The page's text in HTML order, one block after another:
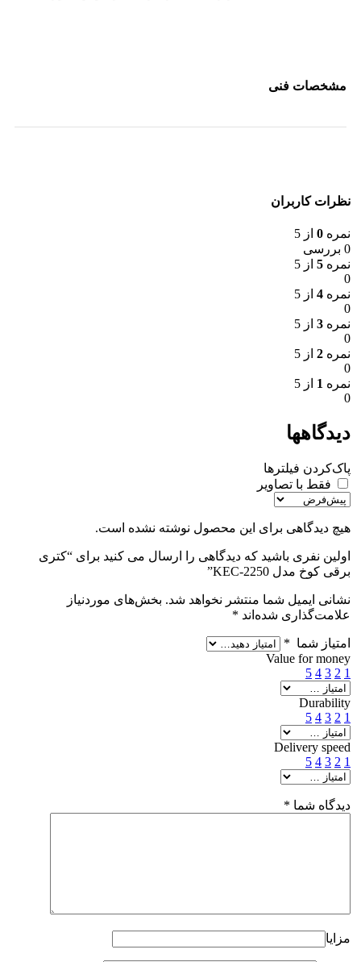
مشخصات فنی
نظرات کاربران
نمره 0 از 5
0 بررسی
نمره 5 از 5
0
نمره 4 از 5
0
نمره 3 از 5
0
نمره 2 از 5
0
نمره 1 از 5
0
دیدگاهها
پاک‌کردن فیلترها
فقط با تصاویر
هیچ دیدگاهی برای این محصول نوشته نشده است.
اولین نفری باشید که دیدگاهی را ارسال می کنید برای “کتری
برقی کوخ مدل KEC-2250”
نشانی ایمیل شما منتشر نخواهد شد. بخش‌های موردنیاز
علامت‌گذاری شده‌اند *
امتیاز شما *
Value for money
1
2
3
4
5
Durability
1
2
3
4
5
Delivery speed
1
2
3
4
5
دیدگاه شما *
مزایا